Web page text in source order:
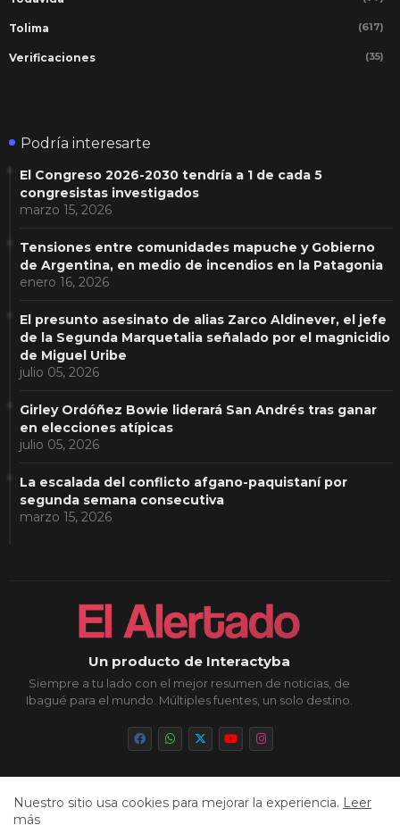
Tolima (617)
Verificaciones (35)
Podría interesarte
El Congreso 2026-2030 tendría a 1 de cada 5
congresistas investigados
marzo 15, 2026
Tensiones entre comunidades mapuche y Gobierno
de Argentina, en medio de incendios en la Patagonia
enero 16, 2026
El presunto asesinato de alias Zarco Aldinever, el jefe
de la Segunda Marquetalia señalado por el magnicidio
de Miguel Uribe
julio 05, 2026
Girley Ordóñez Bowie liderará San Andrés tras ganar
en elecciones atípicas
julio 05, 2026
La escalada del conflicto afgano-paquistaní por
segunda semana consecutiva
marzo 15, 2026
Un producto de Interactyba
Siempre a tu lado con el mejor resumen de noticias, de
Ibagué para el mundo. Múltiples fuentes, un solo destino.
Inicio Sobre Nosotros
Política de Privacidad
Nuestro sitio usa cookies para mejorar la experiencia. Leer
más